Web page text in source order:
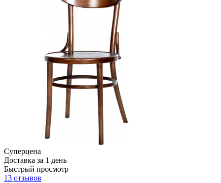
Суперцена
Доставка за 1 день
Быстрый просмотр
13 отзывов